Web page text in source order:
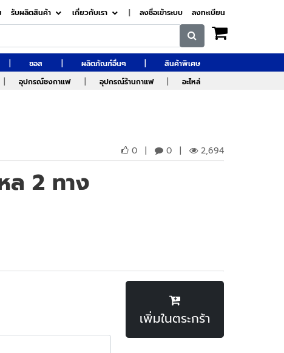
รับผลิตสินค้า เกี่ยวกับเรา | ลงชื่อเข้าระบบ ลงทะเบียน
| ซอส | ผลิตภัณฑ์อื่นๆ |
สินค้าพิเศษ
| อุปกรณ์ชงกาแฟ | อุปกรณ์ร้านกาแฟ | อะไหล่
0 | 0 | 2,694
ล 2 ทาง
เพิ่มในตระกร้า